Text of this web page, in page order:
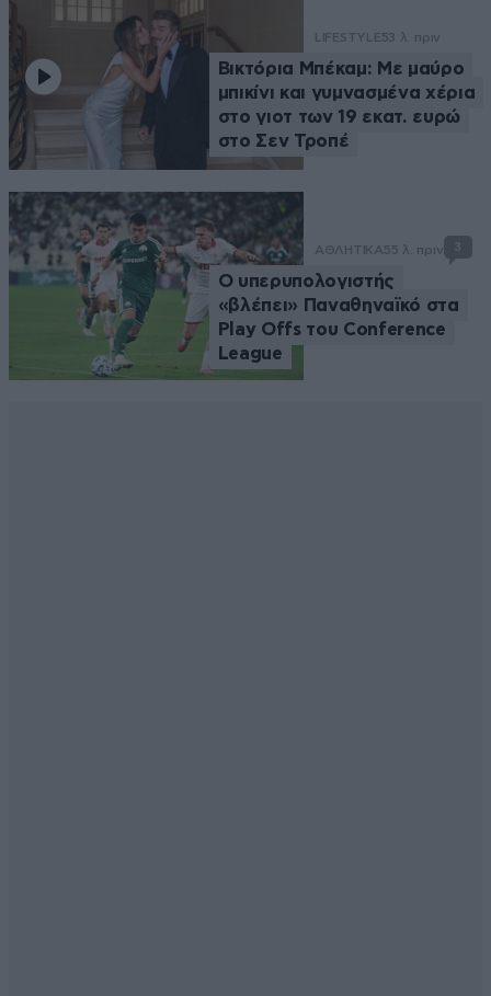
LIFESTYLE53 λ. πριν
Βικτόρια Μπέκαμ: Με μαύρο
μπικίνι και γυμνασμένα χέρια
στο γιοτ των 19 εκατ. ευρώ
στο Σεν Τροπέ
ΑΘΛΗΤΙΚΑ55 λ. πριν 3
Ο υπερυπολογιστής
«βλέπει» Παναθηναϊκό στα
Play Offs του Conference
League